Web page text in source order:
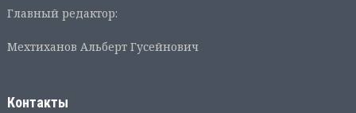
Главный редактор:
Мехтиханов Альберт Гусейнович
Контакты